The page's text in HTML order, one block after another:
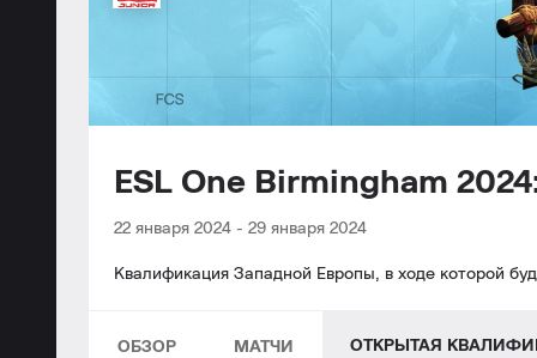
ESL One Birmingham
22 января 2024 - 29 января 2024
Квалификация Западной Европы, в ходе которой
ОБЗОР МАТЧИ ОТКРЫТАЯ